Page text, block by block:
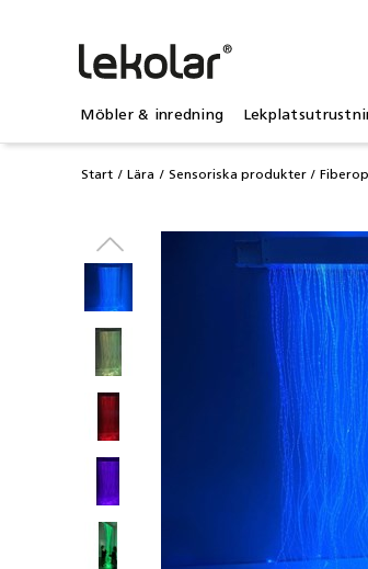
Möbler & inredning
Start Lära Sensoriska produkter